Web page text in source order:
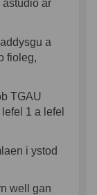
ar
a
fioleg,
TGAU
1 a lefel
i ystod
well gan